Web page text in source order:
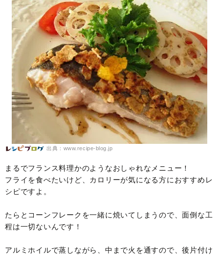
出典：www.recipe-blog.jp
まるでフランス料理かのようなおしゃれなメニュー！
フライを食べたいけど、カロリーが気になる方におすすめレ
シピですよ。
たらとコーンフレークを一緒に焼いてしまうので、面倒な工
程は一切ないんです！
アルミホイルで蒸しながら、中まで火を通すので、後片付け